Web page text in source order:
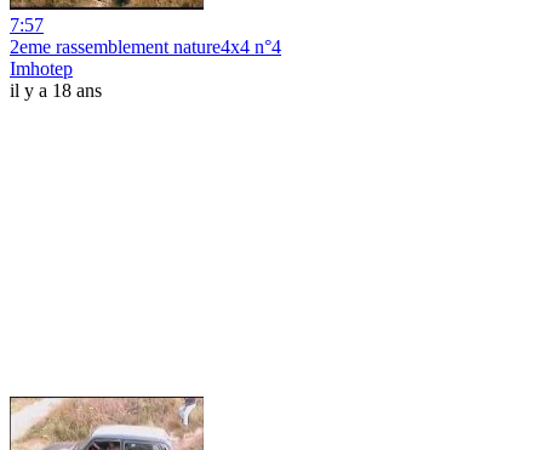
7:57
2eme rassemblement nature4x4 n°4
Imhotep
il y a 18 ans